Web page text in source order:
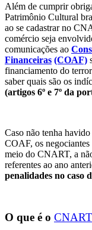
Além de cumprir
Patrimônio Cultural
ao se cadastrar no
comércio seja
comunicações ao
Financeiras (COAF)
financiamento do
saber quais são os
(artigos 6º e 7º da
Caso não tenha
COAF, os negociantes
meio do CNART, a
referentes ao ano
penalidades no caso
O que é o CNART